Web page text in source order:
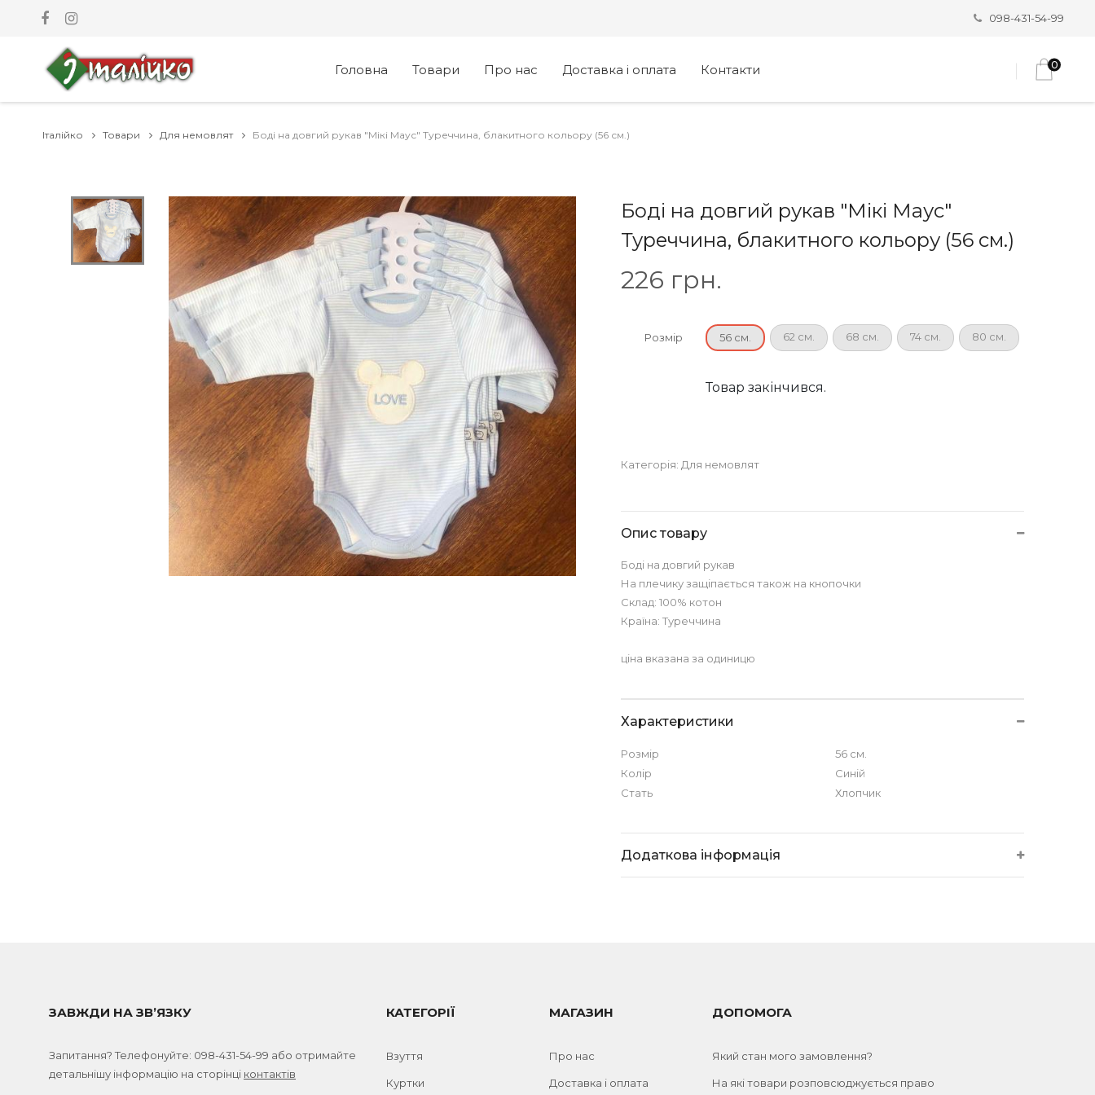
098-431-54-99
Головна Товари Про нас Доставка і оплата Контакти 0
Італійко Товари Для немовлят Боді на довгий рукав "Мікі Маус" Туреччина, блакитного кольору (56 см.)
Боді на довгий рукав "Мікі Маус"
Туреччина, блакитного кольору (56 см.)
226 грн.
Розмір 56 см. 62 см. 68 см. 74 см. 80 см.
Товар закінчився.
Категорія: Для немовлят
Опис товару
Боді на довгий рукав
На плечику защіпається також на кнопочки
Склад: 100% котон
Країна: Туреччина
ціна вказана за одиницю
Характеристики
Розмір
56 см.
Колір
Синій
Стать
Хлопчик
Додаткова інформація
ЗАВЖДИ НА ЗВ’ЯЗКУ
Запитання? Телефонуйте: 098-431-54-99 або отримайте
детальнішу інформацію на сторінці контактів
КАТЕГОРІЇ
Взуття
Куртки
МАГАЗИН
Про нас
Доставка і оплата
ДОПОМОГА
Який стан мого замовлення?
На які товари розповсюджується право